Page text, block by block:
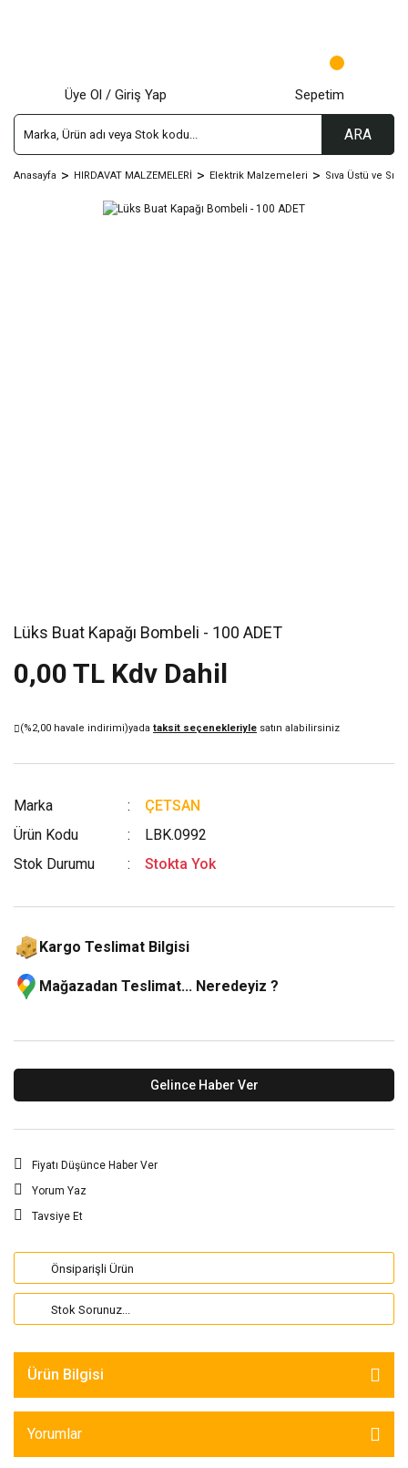
ARA
Üye Ol / Giriş Yap Sepetim
Anasayfa HIRDAVAT MALZEMELERİ Elektrik Malzemeleri Sıva Üstü ve
Lüks Buat Kapağı Bombeli - 100 ADET
0,00 TL Kdv Dahil
(%2,00 havale indirimi)yada taksit seçenekleriyle satın alabilirsiniz
Marka
ÇETSAN
Ürün Kodu
LBK.0992
Stok Durumu
Stokta Yok
Kargo Teslimat Bilgisi
Mağazadan Teslimat... Neredeyiz ?
Gelince Haber Ver
Fiyatı Düşünce Haber Ver
Yorum Yaz
Tavsiye Et
Önsiparişli Ürün
Stok Sorunuz...
Ürün Bilgisi
Yorumlar